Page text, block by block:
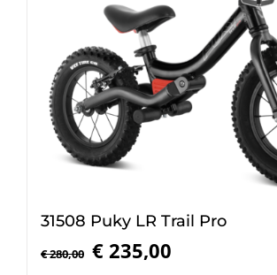
31508 Puky LR Trail Pro
€280,00
Oorspronkelijke
€ 235,00